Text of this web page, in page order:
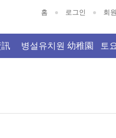
홈 로그인 회
병설유치원 幼稚園 토